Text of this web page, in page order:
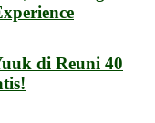
di Reuni 40